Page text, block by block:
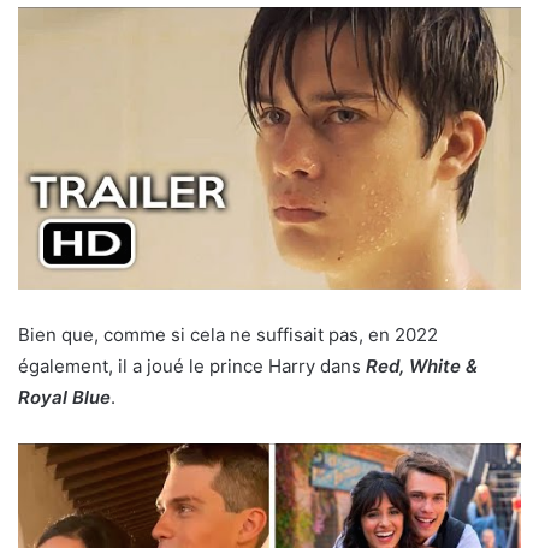
Bien que, comme si cela ne suffisait pas, en 2022
également, il a joué le prince Harry dans Red, White &
Royal Blue.